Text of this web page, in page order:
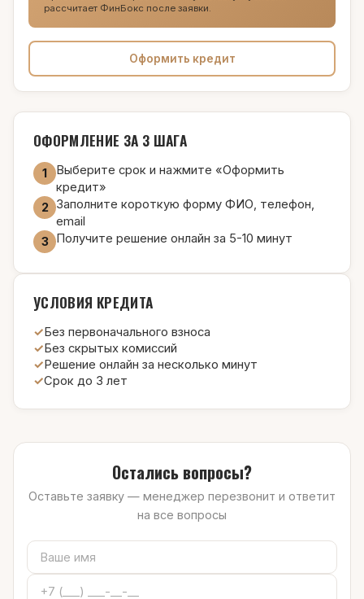
рассчитает ФинБокс после заявки.
Оформить кредит
ОФОРМЛЕНИЕ ЗА 3 ШАГА
1
Выберите срок и нажмите «Оформить
кредит»
2
Заполните короткую форму ФИО, телефон,
email
3 Получите решение онлайн за 5-10 минут
УСЛОВИЯ КРЕДИТА
Без первоначального взноса
Без скрытых комиссий
Решение онлайн за несколько минут
Срок до 3 лет
Остались вопросы?
Оставьте заявку — менеджер перезвонит и ответит
на все вопросы